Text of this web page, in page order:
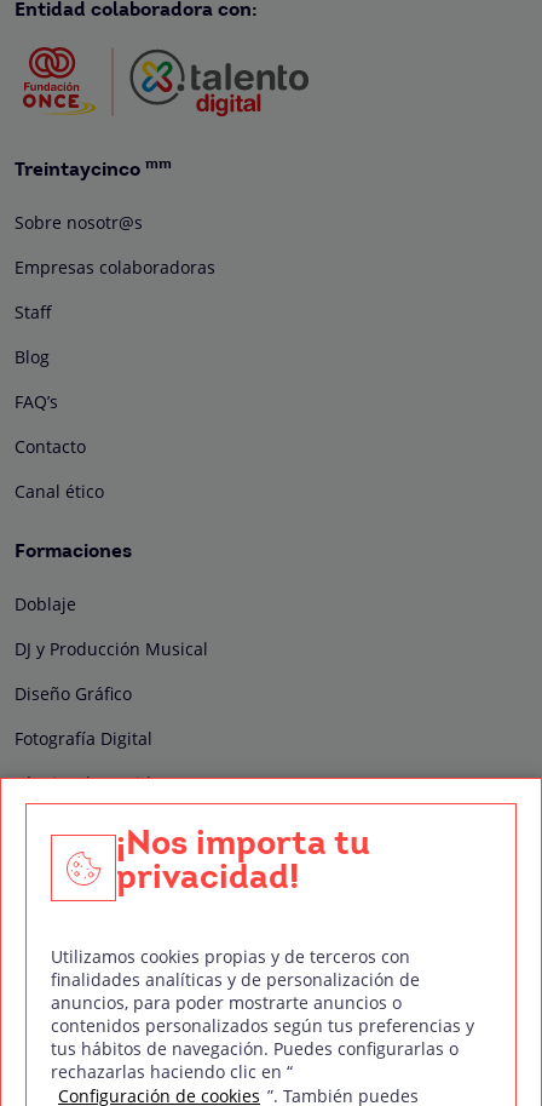
Entidad colaboradora con:
Treintaycinco mm
Sobre nosotr@s
Empresas colaboradoras
Staff
Blog
FAQ’s
Contacto
Canal ético
Formaciones
Doblaje
DJ y Producción Musical
Diseño Gráfico
Fotografía Digital
Técnico de Sonido
Edición y Postproducción de Vídeo
Nuestros sellos de calidad
Síguenos en Redes Sociales
¡Nos importa tu
privacidad!
Utilizamos cookies propias y de terceros con
finalidades analíticas y de personalización de
anuncios, para poder mostrarte anuncios o
contenidos personalizados según tus preferencias y
tus hábitos de navegación. Puedes configurarlas o
rechazarlas haciendo clic en “
Configuración de cookies ”. También puedes